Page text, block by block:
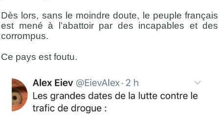
Dès lors, sans le moindre doute, le peuple français
est mené à l’abattoir par des incapables et des
corrompus.
Ce pays est foutu.